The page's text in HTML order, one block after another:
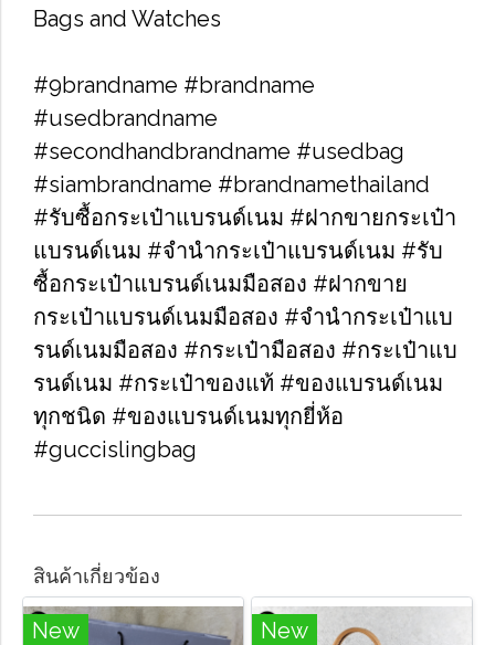
Bags and Watches
#9brandname​ #brandname​
#usedbrandname​
#secondhandbrandname​ #usedbag​
#siambrandname​ #brandnamethailand​
#รับซื้อกระเป๋าแบรนด์เนม​ #ฝากขายกระเป๋า
แบรนด์เนม​ #จำนำกระเป๋าแบรนด์เนม​ #รับ
ซื้อกระเป๋าแบรนด์เนมมือสอง​ #ฝากขาย
กระเป๋าแบรนด์เนมมือสอง​ #จำนำกระเป๋าแบ
รนด์เนมมือสอง​ #กระเป๋ามือสอง​ #กระเป๋าแบ
รนด์เนม​ #กระเป๋าของแท้​ #ของแบรนด์เนม
ทุกชนิด​ #ของแบรนด์เนมทุกยี่ห้อ
#guccislingbag
สินค้าเกี่ยวข้อง
New New